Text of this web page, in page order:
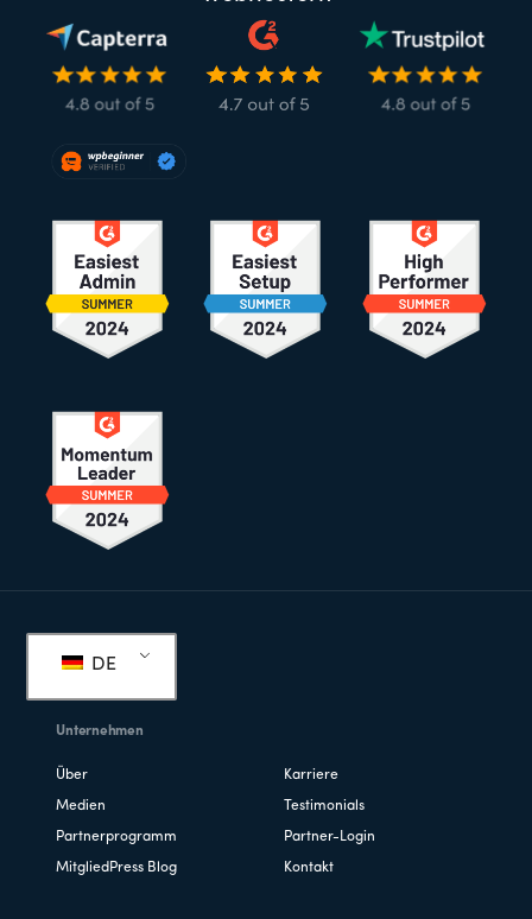
DE
Unternehmen
Über Karriere
Medien Testimonials
Partnerprogramm Partner-Login
MitgliedPress Blog Kontakt